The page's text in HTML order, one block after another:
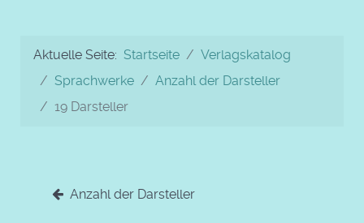
Aktuelle Seite: Startseite
Verlagskatalog
Sprachwerke
Anzahl der Darsteller
19 Darsteller
Anzahl der Darsteller